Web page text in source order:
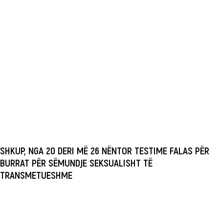
SHKUP, NGA 20 DERI MË 26 NËNTOR TESTIME FALAS PËR
BURRAT PËR SËMUNDJE SEKSUALISHT TË
TRANSMETUESHME